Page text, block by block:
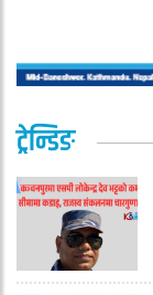
ट्रेन्डिङ